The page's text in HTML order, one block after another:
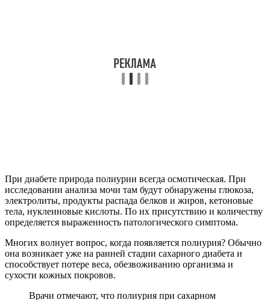
При диабете природа полиурии всегда осмотическая. При
исследовании анализа мочи там будут обнаружены глюкоза,
электролиты, продукты распада белков и жиров, кетоновые
тела, нуклеиновые кислоты. По их присутствию и количеству
определяется выраженность патологического симптома.
Многих волнует вопрос, когда появляется полиурия? Обычно
она возникает уже на ранней стадии сахарного диабета и
способствует потере веса, обезвоживанию организма и
сухости кожных покровов.
Врачи отмечают, что полиурия при сахарном